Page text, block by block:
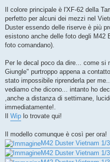
Il colore principale è l'XF-62 della
perfetto per alcuni dei mezzi nel
Duster essendo delle riserve è più
esistono anche delle foto degli M42
foto comandano).
Per le decal poco da dire... come
Giungle" purtroppo appena a
stato impossibile riprenderla per
vediamo che dicono... intanto ho
,anche a distanza di settimane,
immediatamente!.
Wip lo trovate qui!
Il modello comunque è così per ora!
M42 Duster Vietnam 1/
M42 Duster Vietnam 1/